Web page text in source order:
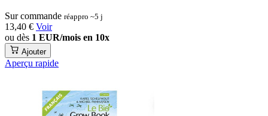
Sur commande réappro ~5 j
13,40 € Voir
ou dès 1 EUR/mois en 10x
Ajouter
Aperçu rapide